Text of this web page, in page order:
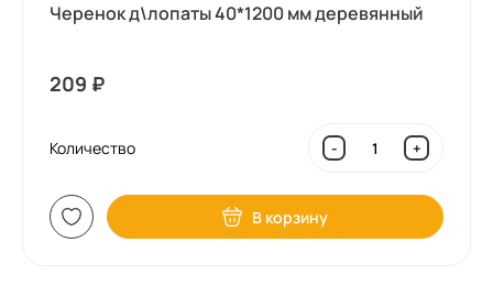
Черенок д\лопаты 40*1200 мм деревянный
209 ₽
Количество - +
В корзину